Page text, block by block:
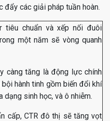
đẩy các giải pháp tuần hoàn.
tiêu chuẩn và xếp nối đuôi
một năm sẽ vòng quanh
càng tăng là động lực chính
hành tinh gồm biến đổi khí
dạng sinh học, và ô nhiễm.
cấp, CTR đô thị sẽ tăng vọt